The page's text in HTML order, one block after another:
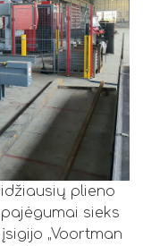
plieno
sieks
„Voortman